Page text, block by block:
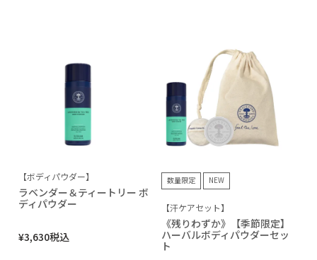
【ボディパウダー】
ラベンダー＆ティートリー ボ
ディパウダー
¥3,630税込
数量限定 NEW
【汗ケアセット】
《残りわずか》【季節限定】
ハーバルボディパウダーセッ
ト